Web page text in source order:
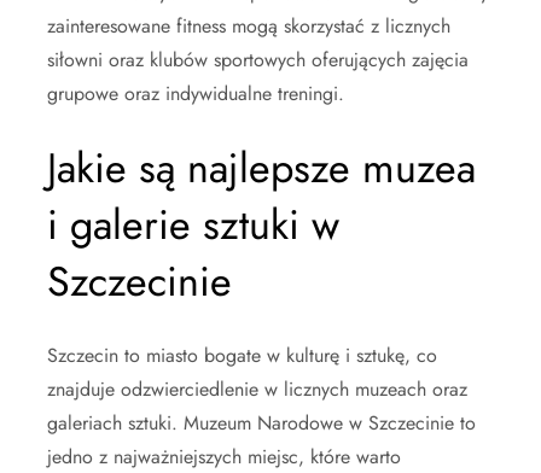
zainteresowane fitness mogą skorzystać z licznych
siłowni oraz klubów sportowych oferujących zajęcia
grupowe oraz indywidualne treningi.
Jakie są najlepsze muzea
i galerie sztuki w
Szczecinie
Szczecin to miasto bogate w kulturę i sztukę, co
znajduje odzwierciedlenie w licznych muzeach oraz
galeriach sztuki. Muzeum Narodowe w Szczecinie to
jedno z najważniejszych miejsc, które warto